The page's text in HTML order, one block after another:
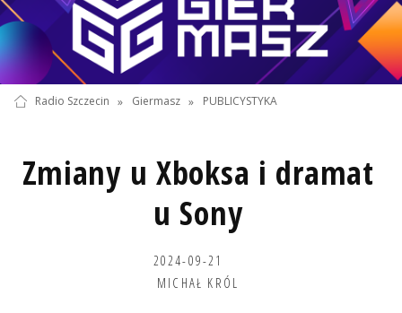
Radio Szczecin » Giermasz » PUBLICYSTYKA
Zmiany u Xboksa i dramat
u Sony
2024-09-21
MICHAŁ KRÓL